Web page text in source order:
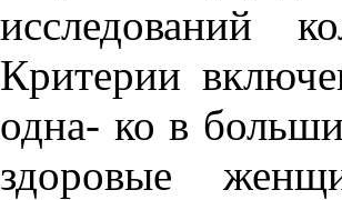
исследований
Критерии
одна- ко в
здоровые